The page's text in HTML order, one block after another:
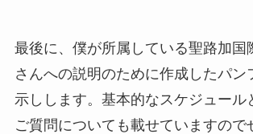
最後に、僕が所属している聖路加国
さんへの説明のために作成したパン
示しします。基本的なスケジュール
ご質問についても載せていますので